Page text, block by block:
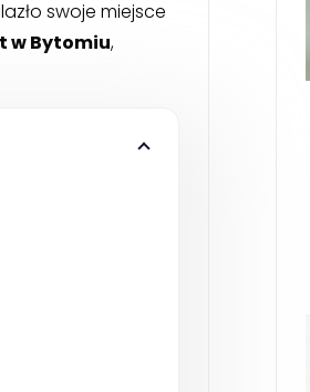
swoje miejsce
w Bytomiu,